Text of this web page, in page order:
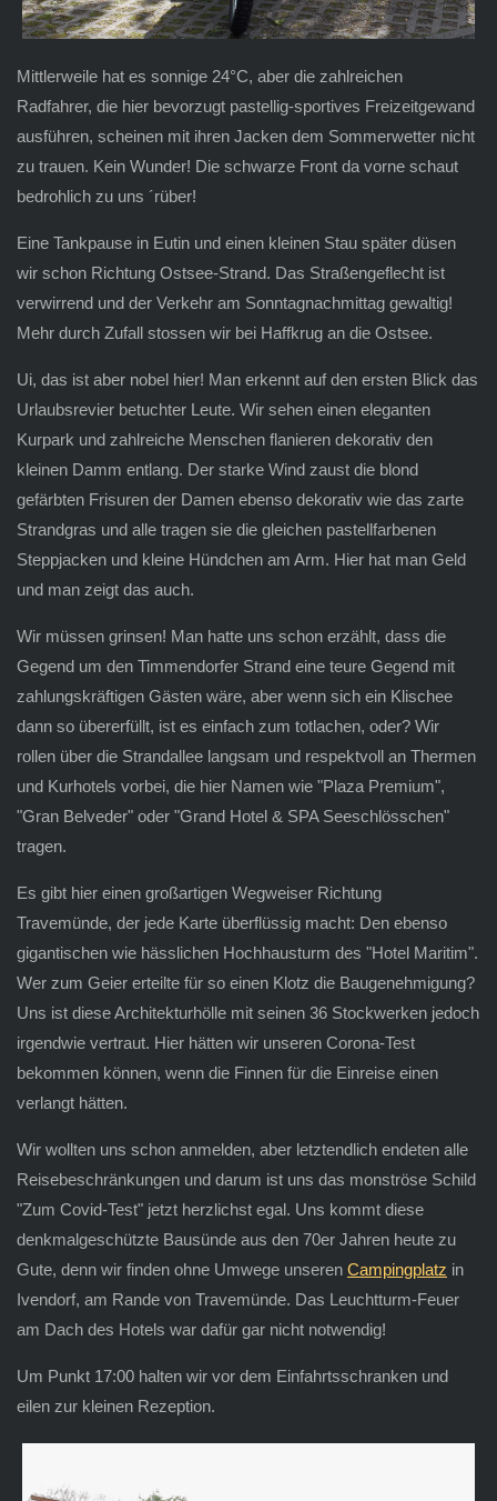
Mittlerweile hat es sonnige 24°C, aber die zahlreichen
Radfahrer, die hier bevorzugt pastellig-sportives Freizeitgewand
ausführen, scheinen mit ihren Jacken dem Sommerwetter nicht
zu trauen. Kein Wunder! Die schwarze Front da vorne schaut
bedrohlich zu uns ´rüber!
Eine Tankpause in Eutin und einen kleinen Stau später düsen
wir schon Richtung Ostsee-Strand. Das Straßengeflecht ist
verwirrend und der Verkehr am Sonntagnachmittag gewaltig!
Mehr durch Zufall stossen wir bei Haffkrug an die Ostsee.
Ui, das ist aber nobel hier! Man erkennt auf den ersten Blick das
Urlaubsrevier betuchter Leute. Wir sehen einen eleganten
Kurpark und zahlreiche Menschen flanieren dekorativ den
kleinen Damm entlang. Der starke Wind zaust die blond
gefärbten Frisuren der Damen ebenso dekorativ wie das zarte
Strandgras und alle tragen sie die gleichen pastellfarbenen
Steppjacken und kleine Hündchen am Arm. Hier hat man Geld
und man zeigt das auch.
Wir müssen grinsen! Man hatte uns schon erzählt, dass die
Gegend um den Timmendorfer Strand eine teure Gegend mit
zahlungskräftigen Gästen wäre, aber wenn sich ein Klischee
dann so übererfüllt, ist es einfach zum totlachen, oder? Wir
rollen über die Strandallee langsam und respektvoll an Thermen
und Kurhotels vorbei, die hier Namen wie "Plaza Premium",
"Gran Belveder" oder "Grand Hotel & SPA Seeschlösschen"
tragen.
Es gibt hier einen großartigen Wegweiser Richtung
Travemünde, der jede Karte überflüssig macht: Den ebenso
gigantischen wie hässlichen Hochhausturm des "Hotel Maritim".
Wer zum Geier erteilte für so einen Klotz die Baugenehmigung?
Uns ist diese Architekturhölle mit seinen 36 Stockwerken jedoch
irgendwie vertraut. Hier hätten wir unseren Corona-Test
bekommen können, wenn die Finnen für die Einreise einen
verlangt hätten.
Wir wollten uns schon anmelden, aber letztendlich endeten alle
Reisebeschränkungen und darum ist uns das monströse Schild
"Zum Covid-Test" jetzt herzlichst egal. Uns kommt diese
denkmalgeschützte Bausünde aus den 70er Jahren heute zu
Gute, denn wir finden ohne Umwege unseren Campingplatz in
Ivendorf, am Rande von Travemünde. Das Leuchtturm-Feuer
am Dach des Hotels war dafür gar nicht notwendig!
Um Punkt 17:00 halten wir vor dem Einfahrtsschranken und
eilen zur kleinen Rezeption.